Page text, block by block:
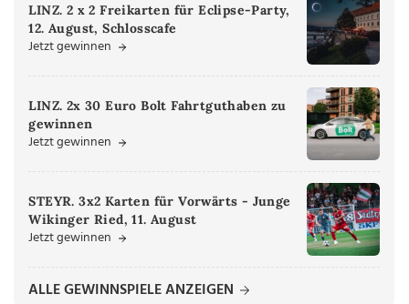
LINZ. 2 x 2 Freikarten für Eclipse-Party,
12. August, Schlosscafe
Jetzt gewinnen
LINZ. 2x 30 Euro Bolt Fahrtguthaben zu
gewinnen
Jetzt gewinnen
STEYR. 3x2 Karten für Vorwärts - Junge
Wikinger Ried, 11. August
Jetzt gewinnen
ALLE GEWINNSPIELE ANZEIGEN